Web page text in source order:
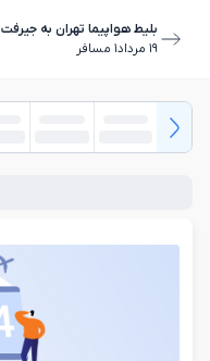
بلیط هواپیما تهران به جیرفت
١٩ مرداد
١ مسافر